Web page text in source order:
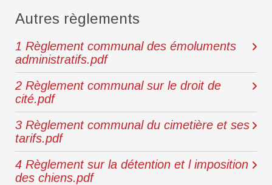
Autres règlements
1 Règlement communal des émoluments
administratifs.pdf
2 Règlement communal sur le droit de
cité.pdf
3 Règlement communal du cimetière et ses
tarifs.pdf
4 Règlement sur la détention et l imposition
des chiens.pdf